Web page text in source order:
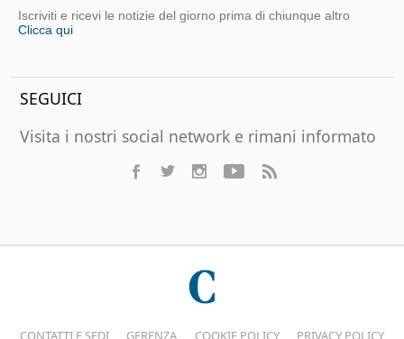
Iscriviti e ricevi le notizie del giorno prima di chiunque altro
Clicca qui
SEGUICI
Visita i nostri social network e rimani informato
CONTATTI E SEDI GERENZA COOKIE POLICY PRIVACY POLICY